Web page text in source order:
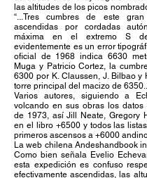
las altitudes de los picos
“...Tres cumbres de este
ascendidas por cordadas
máxima en el extremo S
evidentemente es un error
oficial de 1968 indica 6630
Muga y Patricio Cortez, la
6300 por K. Claussen, J. Bilbao y
torre principal del macizo de
Varios autores, siguiendo a
volcando en sus obras los datos
de 1973, así Jill Neate, Gregory
en el libro +6500 y todos las
primeros ascensos a +6000
La web chilena Andeshandbook
Como bien señala Evelio
esta expedición es confuso
efectivamente ascendidas, las